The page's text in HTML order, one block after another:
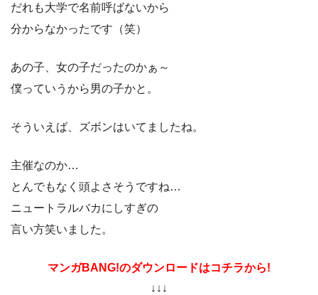
だれも大学で名前呼ばないから
分からなかったです（笑）
あの子、女の子だったのかぁ～
僕っていうから男の子かと。
そういえば、ズボンはいてましたね。
主催なのか…
とんでもなく頭よさそうですね…
ニュートラルバカにしすぎの
言い方笑いました。
マンガBANG!のダウンロードはコチラから!
↓↓↓